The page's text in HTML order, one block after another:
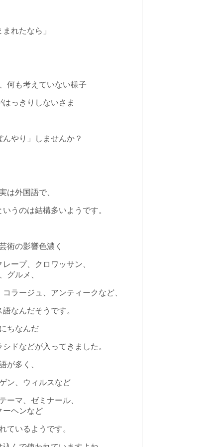
れたなら」
何も考えていない様子
っきりしないさま
やり」しませんか？
は外国語で、
うのは結構多いようです。
術の影響色濃く
ープ、クロワッサン、
グルメ、
ラージュ、アンティークなど、
なんだそうです。
ちなんだ
ドなどが入ってきました。
が多く、
ン、ウィルスなど
ーマ、ゼミナール、
ーヘンなど
ているようです。